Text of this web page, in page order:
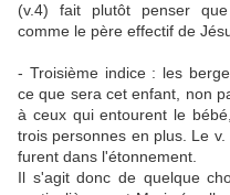
(v.4) fait plutôt penser
comme le père effectif de
- Troisième indice : les
ce que sera cet enfant, non
à ceux qui entourent le
trois personnes en plus. Le
furent dans l'étonnement.
Il s'agit donc de quelque